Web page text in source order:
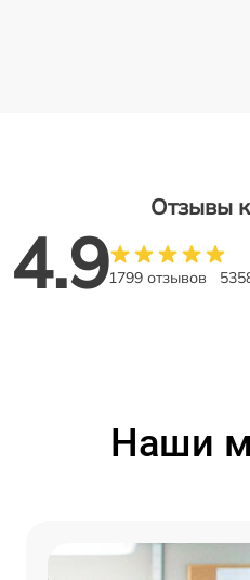
Отзывы
4.91799 отзывов
Наши